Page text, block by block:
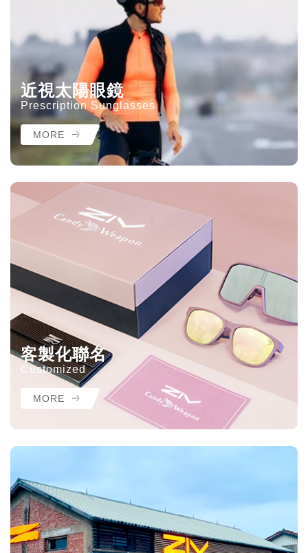
近視太陽眼鏡
Prescription Sunglasses
MORE
客製化聯名
Customized
MORE